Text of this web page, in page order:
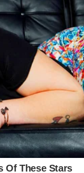
nível baixo.
o aplicativo de
também
transmissão de